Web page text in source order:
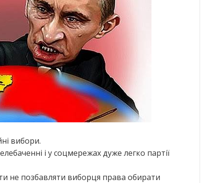
вибори.
і у соцмережах дуже легко партії
не позбавляти виборця права обирати